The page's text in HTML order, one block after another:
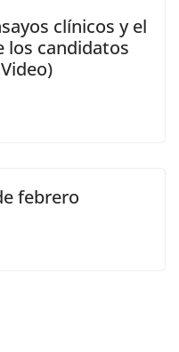
clínicos y el
los candidatos
febrero